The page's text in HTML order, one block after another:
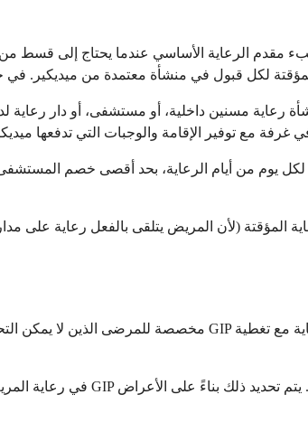
رعاية مسنين داخلية، أو مستشفى، أو دار